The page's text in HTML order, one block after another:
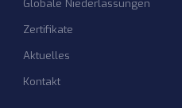
Globale Niederlassungen
Zertifikate
Aktuelles
Kontakt